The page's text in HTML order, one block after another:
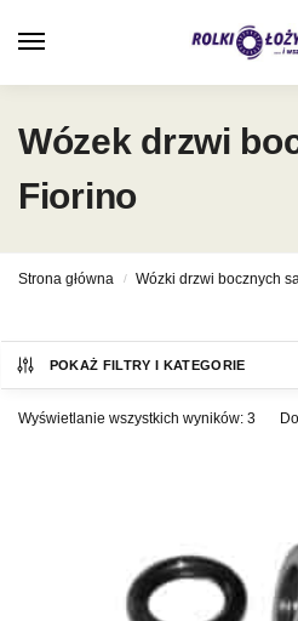
Wózek drzwi
Fiorino
Strona główna / Wózki drzwi bocznych
POKAŻ FILTRY I KATEGORIE
Wyświetlanie wszystkich wyników: 3